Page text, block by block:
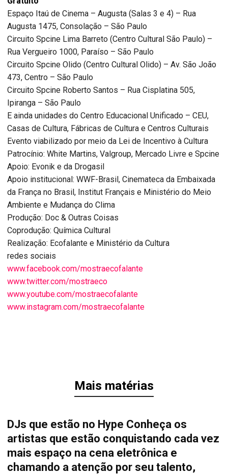
Espaço Itaú de Cinema – Augusta (Salas 3 e 4) – Rua
Augusta 1475, Consolação – São Paulo
Circuito Spcine Lima Barreto (Centro Cultural São Paulo) –
Rua Vergueiro 1000, Paraíso – São Paulo
Circuito Spcine Olido (Centro Cultural Olido) – Av. São João
473, Centro – São Paulo
Circuito Spcine Roberto Santos – Rua Cisplatina 505,
Ipiranga – São Paulo
E ainda unidades do Centro Educacional Unificado – CEU,
Casas de Cultura, Fábricas de Cultura e Centros Culturais
Evento viabilizado por meio da Lei de Incentivo à Cultura
Patrocínio: White Martins, Valgroup, Mercado Livre e Spcine
Apoio: Evonik e da Drogasil
Apoio institucional: WWF-Brasil, Cinemateca da Embaixada
da França no Brasil, Institut Français e Ministério do Meio
Ambiente e Mudança do Clima
Produção: Doc & Outras Coisas
Coprodução: Química Cultural
Realização: Ecofalante e Ministério da Cultura
redes sociais
www.facebook.com/mostraecofalante
www.twitter.com/mostraeco
www.youtube.com/mostraecofalante
www.instagram.com/mostraecofalante
Mais matérias
DJs que estão no Hype Conheça os
artistas que estão conquistando cada vez
mais espaço na cena eletrônica e
chamando a atenção por seu talento,